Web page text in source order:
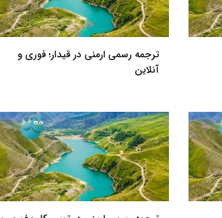
ترجمه رسمی ارمنی در قیدار؛ فوری و
آنلاین